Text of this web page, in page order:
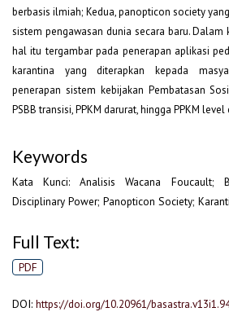
berbasis ilmiah; Kedua, panopticon society
sistem pengawasan dunia secara baru.
hal itu tergambar pada penerapan aplikasi
karantina yang diterapkan kepada
penerapan sistem kebijakan Pembatasan
PSBB transisi, PPKM darurat, hingga PPKM level
Keywords
Kata Kunci: Analisis Wacana Foucault;
Disciplinary Power; Panopticon Society;
Full Text:
PDF
DOI: https://doi.org/10.20961/